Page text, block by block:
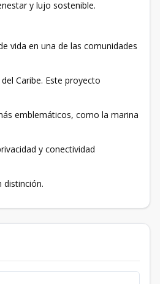
y lujo sostenible.
vida en una de las comunidades
Caribe. Este proyecto
emblemáticos, como la marina
y conectividad
distinción.